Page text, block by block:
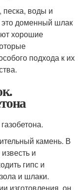
песка, воды и
это доменный шлак
хорошие
подхода к их
камень. В
и
гипс и
и шлаки.